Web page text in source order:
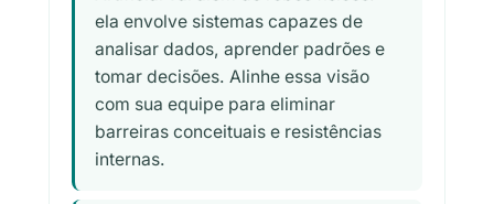
ela envolve sistemas capazes de
analisar dados, aprender padrões e
tomar decisões. Alinhe essa visão
com sua equipe para eliminar
barreiras conceituais e resistências
internas.